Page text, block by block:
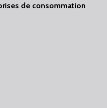
de consommation